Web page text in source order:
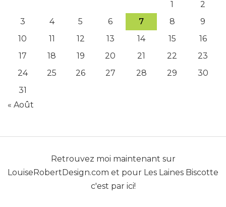
1
2
3
4 5 6 7 8
9
10
11 12 13 14 15
16
17
18 19 20 21 22
23
24
25 26 27 28 29
30
31
« Août
Retrouvez moi maintenant sur
LouiseRobertDesign.com et pour Les Laines Biscotte
c'est par ici!